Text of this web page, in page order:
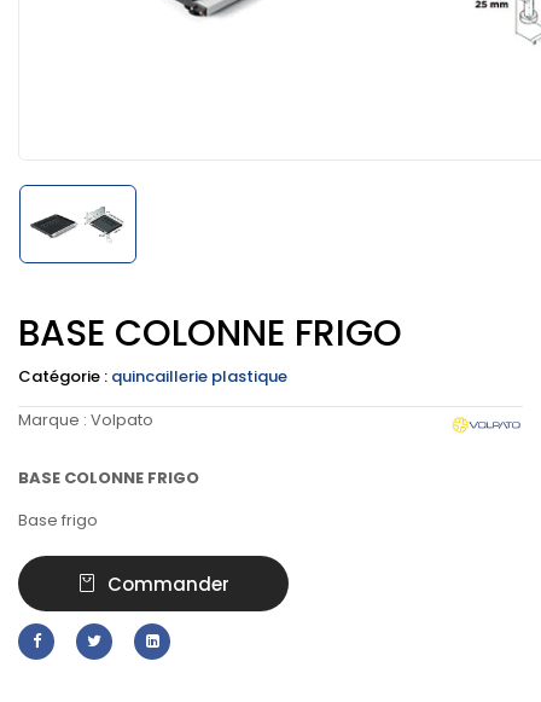
BASE COLONNE FRIGO
Catégorie : quincaillerie plastique
Marque : Volpato
BASE COLONNE FRIGO
Base frigo
Commander